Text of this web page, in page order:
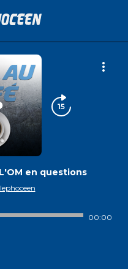
en questions
lephoceen
00:00